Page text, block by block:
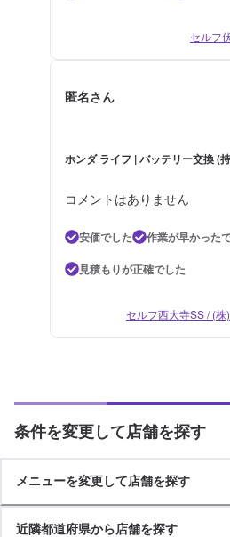
セルフ
匿名さん
ホンダ ライフ | バッテリー交換 (
コメントはありません
安価でした 作業が早かった
見積もりが正確でした
セルフ西大寺SS / (
条件を変更して店舗を探す
メニューを変更して店舗を探す
近隣都道府県から店舗を探す